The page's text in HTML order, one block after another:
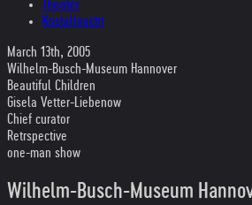
Theater
Kristallnacht
March 13th, 2005
Wilhelm-Busch-Museum Hannover
Beautiful Children
Gisela Vetter-Liebenow
Chief curator
Retrspective
one-man show
Wilhelm-Busch-Museum